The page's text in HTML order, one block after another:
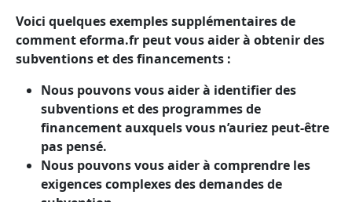
Voici quelques exemples supplémentaires de
comment eforma.fr peut vous aider à obtenir des
subventions et des financements :
Nous pouvons vous aider à identifier des
subventions et des programmes de
financement auxquels vous n’auriez peut-être
pas pensé.
Nous pouvons vous aider à comprendre les
exigences complexes des demandes de